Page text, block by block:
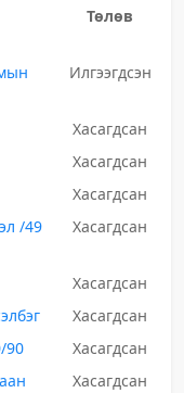
Төлөв
Илгээгдсэн
Хасагдсан
Хасагдсан
Хасагдсан
/49
Хасагдсан
Хасагдсан
Хасагдсан
90
Хасагдсан
Хасагдсан